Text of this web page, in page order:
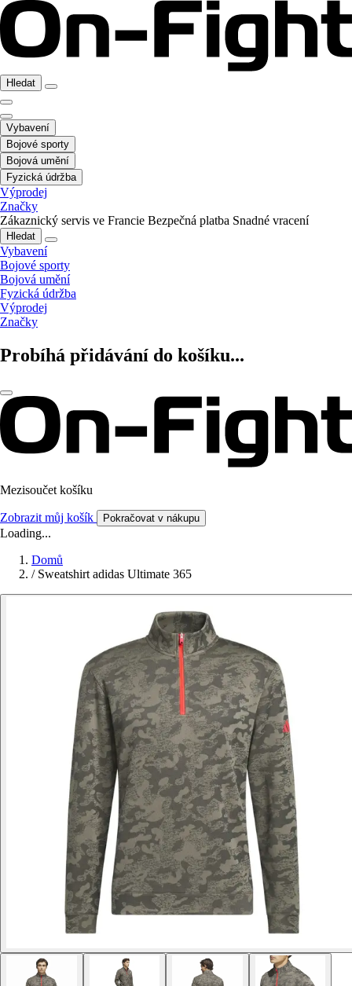
Hledat
Vybavení
Bojové sporty
Bojová umění
Fyzická údržba
Výprodej
Značky
Zákaznický servis ve Francie Bezpečná platba Snadné vracení
Hledat
Vybavení
Bojové sporty
Bojová umění
Fyzická údržba
Výprodej
Značky
Probíhá přidávání do košíku...
Mezisoučet košíku
Zobrazit můj košík Pokračovat v nákupu
Loading...
Domů
/ Sweatshirt adidas Ultimate 365